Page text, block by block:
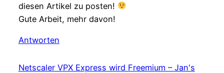
diesen Artikel zu posten!
Gute Arbeit, mehr davon!
Antworten
Netscaler VPX Express wird Freemium – Jan's